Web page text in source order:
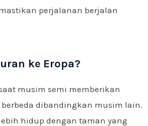
perjalanan berjalan
ke Eropa?
musim semi memberikan
dibandingkan musim lain.
hidup dengan taman yang